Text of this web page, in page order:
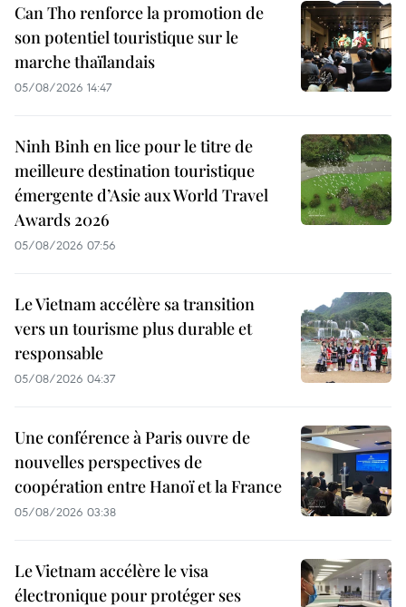
Can Tho renforce la promotion de
son potentiel touristique sur le
marche thaïlandais
05/08/2026 14:47
Ninh Binh en lice pour le titre de
meilleure destination touristique
émergente d’Asie aux World Travel
Awards 2026
05/08/2026 07:56
Le Vietnam accélère sa transition
vers un tourisme plus durable et
responsable
05/08/2026 04:37
Une conférence à Paris ouvre de
nouvelles perspectives de
coopération entre Hanoï et la France
05/08/2026 03:38
Le Vietnam accélère le visa
électronique pour protéger ses